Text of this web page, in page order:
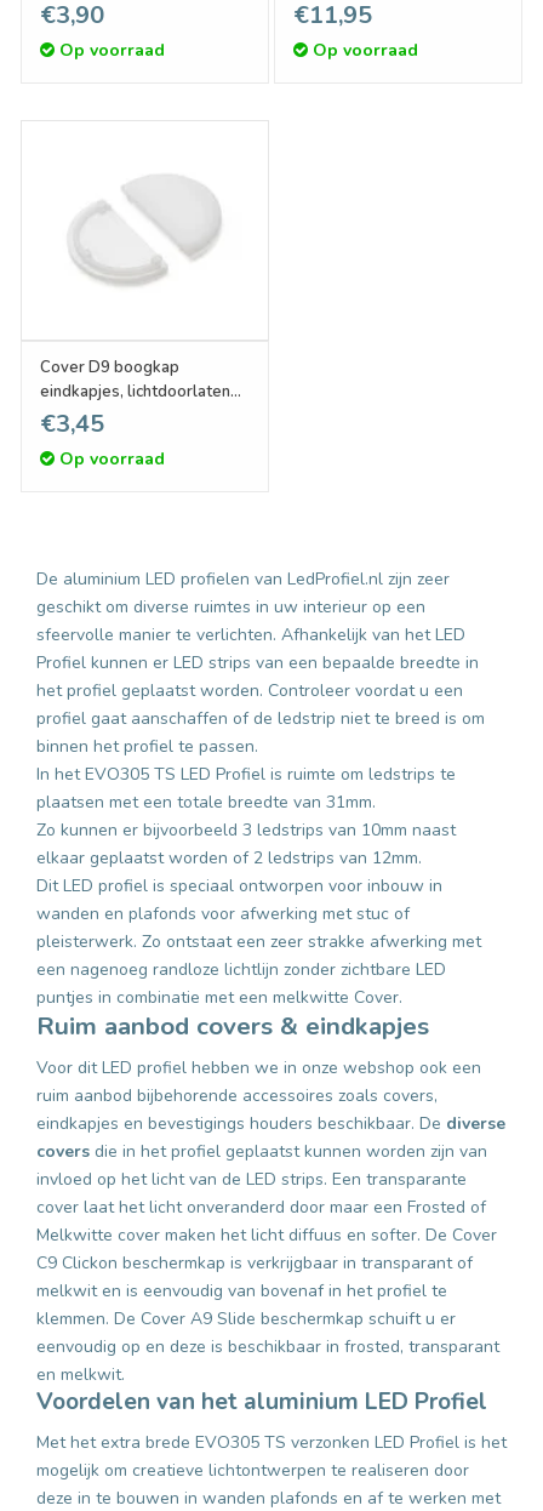
melkwit, Set van twee
€3,90
Op voorraad
1m of 2m lengte
€11,95
Op voorraad
Cover D9 boogkap
eindkapjes, lichtdoorlatend
melkwit, Set van twee
€3,45
Op voorraad
De aluminium LED profielen van LedProfiel.nl zijn zeer
geschikt om diverse ruimtes in uw interieur op een
sfeervolle manier te verlichten. Afhankelijk van het LED
Profiel kunnen er LED strips van een bepaalde breedte in
het profiel geplaatst worden. Controleer voordat u een
profiel gaat aanschaffen of de ledstrip niet te breed is om
binnen het profiel te passen.
In het EVO305 TS LED Profiel is ruimte om ledstrips te
plaatsen met een totale breedte van 31mm.
Zo kunnen er bijvoorbeeld 3 ledstrips van 10mm naast
elkaar geplaatst worden of 2 ledstrips van 12mm.
Dit LED profiel is speciaal ontworpen voor inbouw in
wanden en plafonds voor afwerking met stuc of
pleisterwerk. Zo ontstaat een zeer strakke afwerking met
een nagenoeg randloze lichtlijn zonder zichtbare LED
puntjes in combinatie met een melkwitte Cover.
Ruim aanbod covers & eindkapjes
Voor dit LED profiel hebben we in onze webshop ook een
ruim aanbod bijbehorende accessoires zoals covers,
eindkapjes en bevestigings houders beschikbaar. De diverse
covers die in het profiel geplaatst kunnen worden zijn van
invloed op het licht van de LED strips. Een transparante
cover laat het licht onveranderd door maar een Frosted of
Melkwitte cover maken het licht diffuus en softer. De Cover
C9 Clickon beschermkap is verkrijgbaar in transparant of
melkwit en is eenvoudig van bovenaf in het profiel te
klemmen. De Cover A9 Slide beschermkap schuift u er
eenvoudig op en deze is beschikbaar in frosted, transparant
en melkwit.
Voordelen van het aluminium LED Profiel
Met het extra brede EVO305 TS verzonken LED Profiel is het
mogelijk om creatieve lichtontwerpen te realiseren door
deze in te bouwen in wanden plafonds en af te werken met